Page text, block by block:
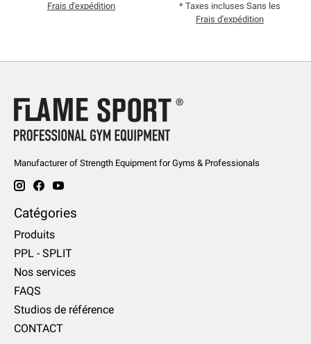
Frais d'expédition
* Taxes incluses Sans les
Frais d'expédition
Manufacturer of Strength Equipment for Gyms & Professionals
Catégories
Produits
PPL - SPLIT
Nos services
FAQS
Studios de référence
CONTACT